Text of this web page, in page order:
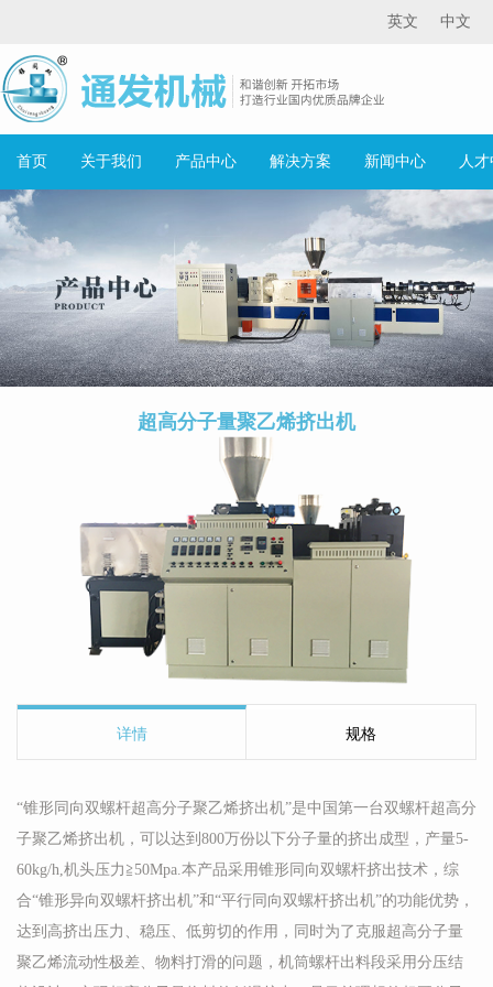
中文
英文
首页 关于我们 产品中心 解决方案 新闻中心 人
超高分子量聚乙烯挤出机
详情 规格
“锥形同向双螺杆超高分子聚乙烯挤出机”是中国第一台双螺杆超高分
子聚乙烯挤出机，可以达到800万份以下分子量的挤出成型，产量5-
60kg/h,机头压力≧50Mpa.本产品采用锥形同向双螺杆挤出技术，综
合“锥形异向双螺杆挤出机”和“平行同向双螺杆挤出机”的功能优势，
达到高挤出压力、稳压、低剪切的作用，同时为了克服超高分子量
聚乙烯流动性极差、物料打滑的问题，机筒螺杆出料段采用分压结